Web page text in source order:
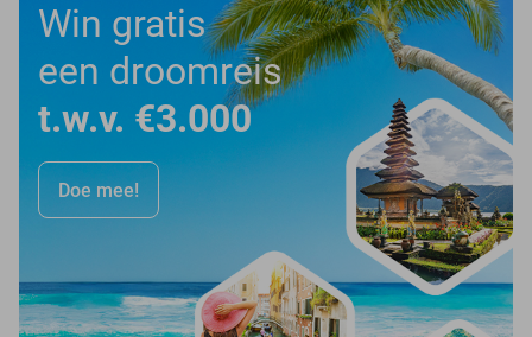
Win gratis
een droomreis
t.w.v. €3.000
Doe mee!